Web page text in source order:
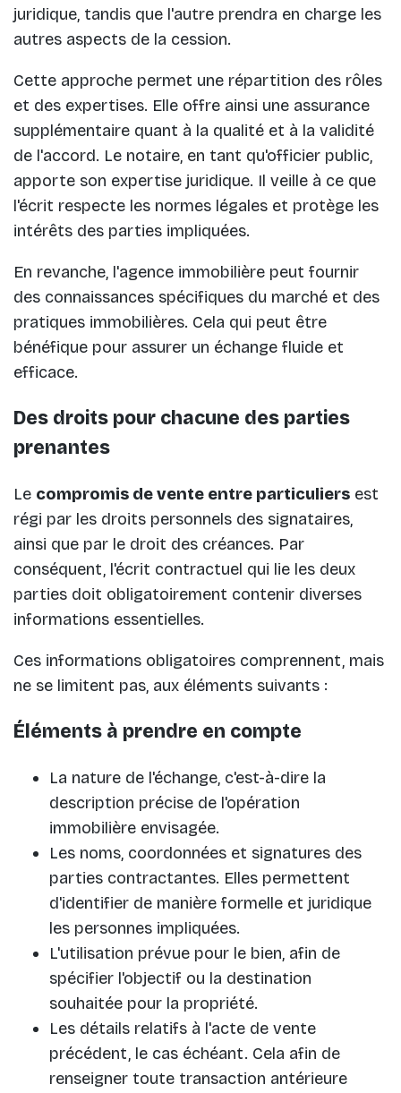
juridique, tandis que l'autre prendra en charge les
autres aspects de la cession.
Cette approche permet une répartition des rôles
et des expertises. Elle offre ainsi une assurance
supplémentaire quant à la qualité et à la validité
de l'accord. Le notaire, en tant qu'officier public,
apporte son expertise juridique. Il veille à ce que
l'écrit respecte les normes légales et protège les
intérêts des parties impliquées.
En revanche, l'agence immobilière peut fournir
des connaissances spécifiques du marché et des
pratiques immobilières. Cela qui peut être
bénéfique pour assurer un échange fluide et
efficace.
Des droits pour chacune des parties
prenantes
Le compromis de vente entre particuliers est
régi par les droits personnels des signataires,
ainsi que par le droit des créances. Par
conséquent, l'écrit contractuel qui lie les deux
parties doit obligatoirement contenir diverses
informations essentielles.
Ces informations obligatoires comprennent, mais
ne se limitent pas, aux éléments suivants :
Éléments à prendre en compte
La nature de l'échange, c'est-à-dire la
description précise de l'opération
immobilière envisagée.
Les noms, coordonnées et signatures des
parties contractantes. Elles permettent
d'identifier de manière formelle et juridique
les personnes impliquées.
L'utilisation prévue pour le bien, afin de
spécifier l'objectif ou la destination
souhaitée pour la propriété.
Les détails relatifs à l'acte de vente
précédent, le cas échéant. Cela afin de
renseigner toute transaction antérieure